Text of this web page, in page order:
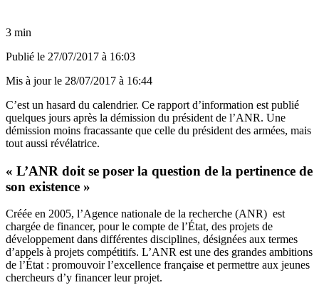
3 min
Publié le 27/07/2017 à 16:03
Mis à jour le 28/07/2017 à 16:44
C’est un hasard du calendrier. Ce rapport d’information est publié
quelques jours après la démission du président de l’ANR. Une
démission moins fracassante que celle du président des armées, mais
tout aussi révélatrice.
« L’ANR doit se poser la question de la pertinence de
son existence »
Créée en 2005, l’Agence nationale de la recherche (ANR) est
chargée de financer, pour le compte de l’État, des projets de
développement dans différentes disciplines, désignées aux termes
d’appels à projets compétitifs. L’ANR est une des grandes ambitions
de l’État : promouvoir l’excellence française et permettre aux jeunes
chercheurs d’y financer leur projet.